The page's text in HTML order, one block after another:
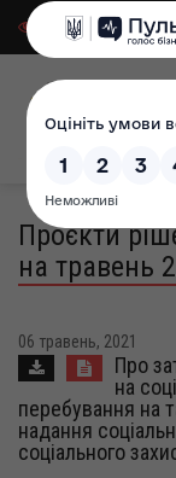
Для слабозорих
Проєкти
на травень
06 травень, 2021
Про
на
перебування на
надання
соціального